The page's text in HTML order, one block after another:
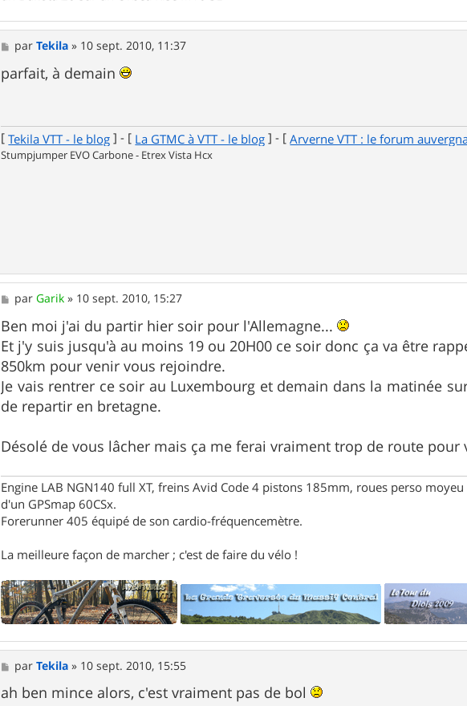
M
e
s
s
parTekila » 10 sept. 2010, 11:37
parfait, à demain
[Tekila VTT - le blog ] - [ La GTMC à VTT - le blog ] - [ Arverne VTT : le forum
Stumpjumper EVO Carbone - Etrex Vista Hcx
M
e
s
s
a
g
e
parGarik » 10 sept. 2010, 15:27
Ben moi j'ai du partir hier soir pour l'Allemagne...
Et j'y suis jusqu'à au moins 19 ou 20H00 ce soir donc ça va être
850km pour venir vous rejoindre.
Je vais rentrer ce soir au Luxembourg et demain dans la matinée
de repartir en bretagne.
Désolé de vous lâcher mais ça me ferai vraiment trop de route
Engine LAB NGN140 full XT, freins Avid Code 4 pistons 185mm, roues perso
d'un GPSmap 60CSx.
Forerunner 405 équipé de son cardio-fréquencemètre.
La meilleure façon de marcher ; c'est de faire du vélo !
M
e
s
s
parTekila » 10 sept. 2010, 15:55
ah ben mince alors, c'est vraiment pas de bol